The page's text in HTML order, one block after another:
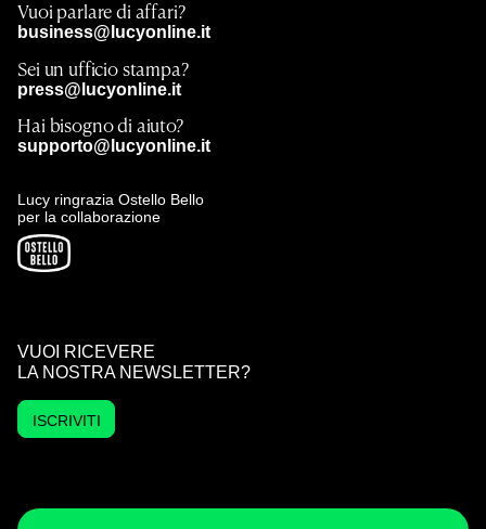
Vuoi parlare di affari?
business@lucyonline.it
Sei un ufficio stampa?
press@lucyonline.it
Hai bisogno di aiuto?
supporto@lucyonline.it
Lucy ringrazia Ostello Bello
per la collaborazione
VUOI RICEVERE
LA NOSTRA NEWSLETTER?
ISCRIVITI